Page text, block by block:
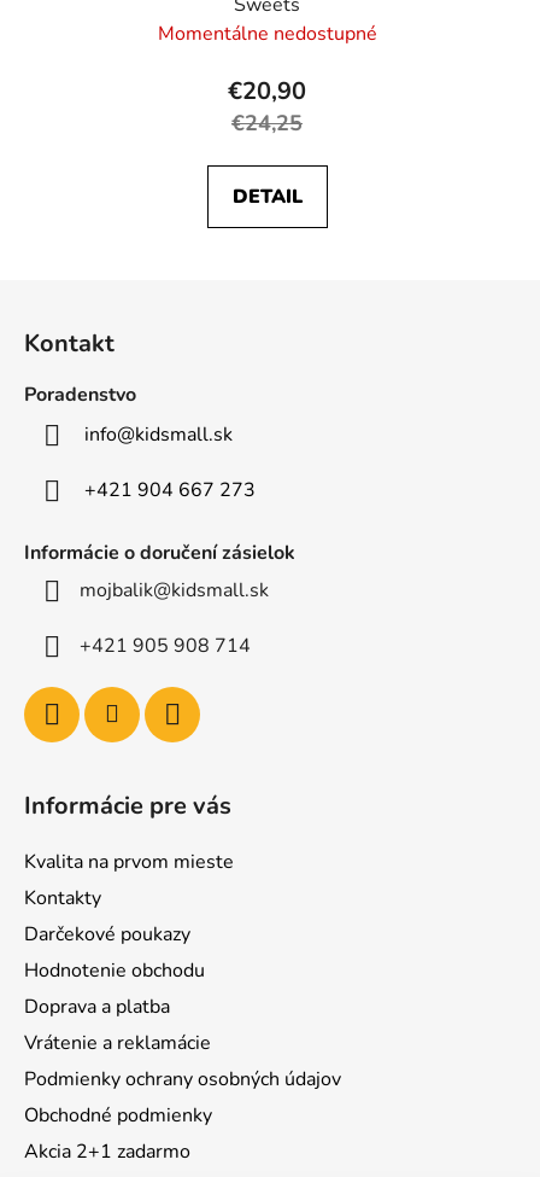
Momentálne nedostupné
€20,90
€24,25
DETAIL
Kontakt
Poradenstvo
info@kidsmall.sk
+421 904 667 273
Informácie o doručení zásielok
mojbalik@kidsmall.sk
+421 905 908 714
Informácie pre vás
Kvalita na prvom mieste
Kontakty
Darčekové poukazy
Hodnotenie obchodu
Doprava a platba
Vrátenie a reklamácie
Podmienky ochrany osobných údajov
Obchodné podmienky
Akcia 2+1 zadarmo